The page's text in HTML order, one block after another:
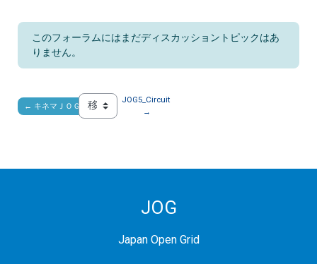
このフォーラムにはまだディスカッショントピックはあ
りません。
← キネマＪＯＧ
移動 ...
JOG5_Circuit
→
JOG
Japan Open Grid